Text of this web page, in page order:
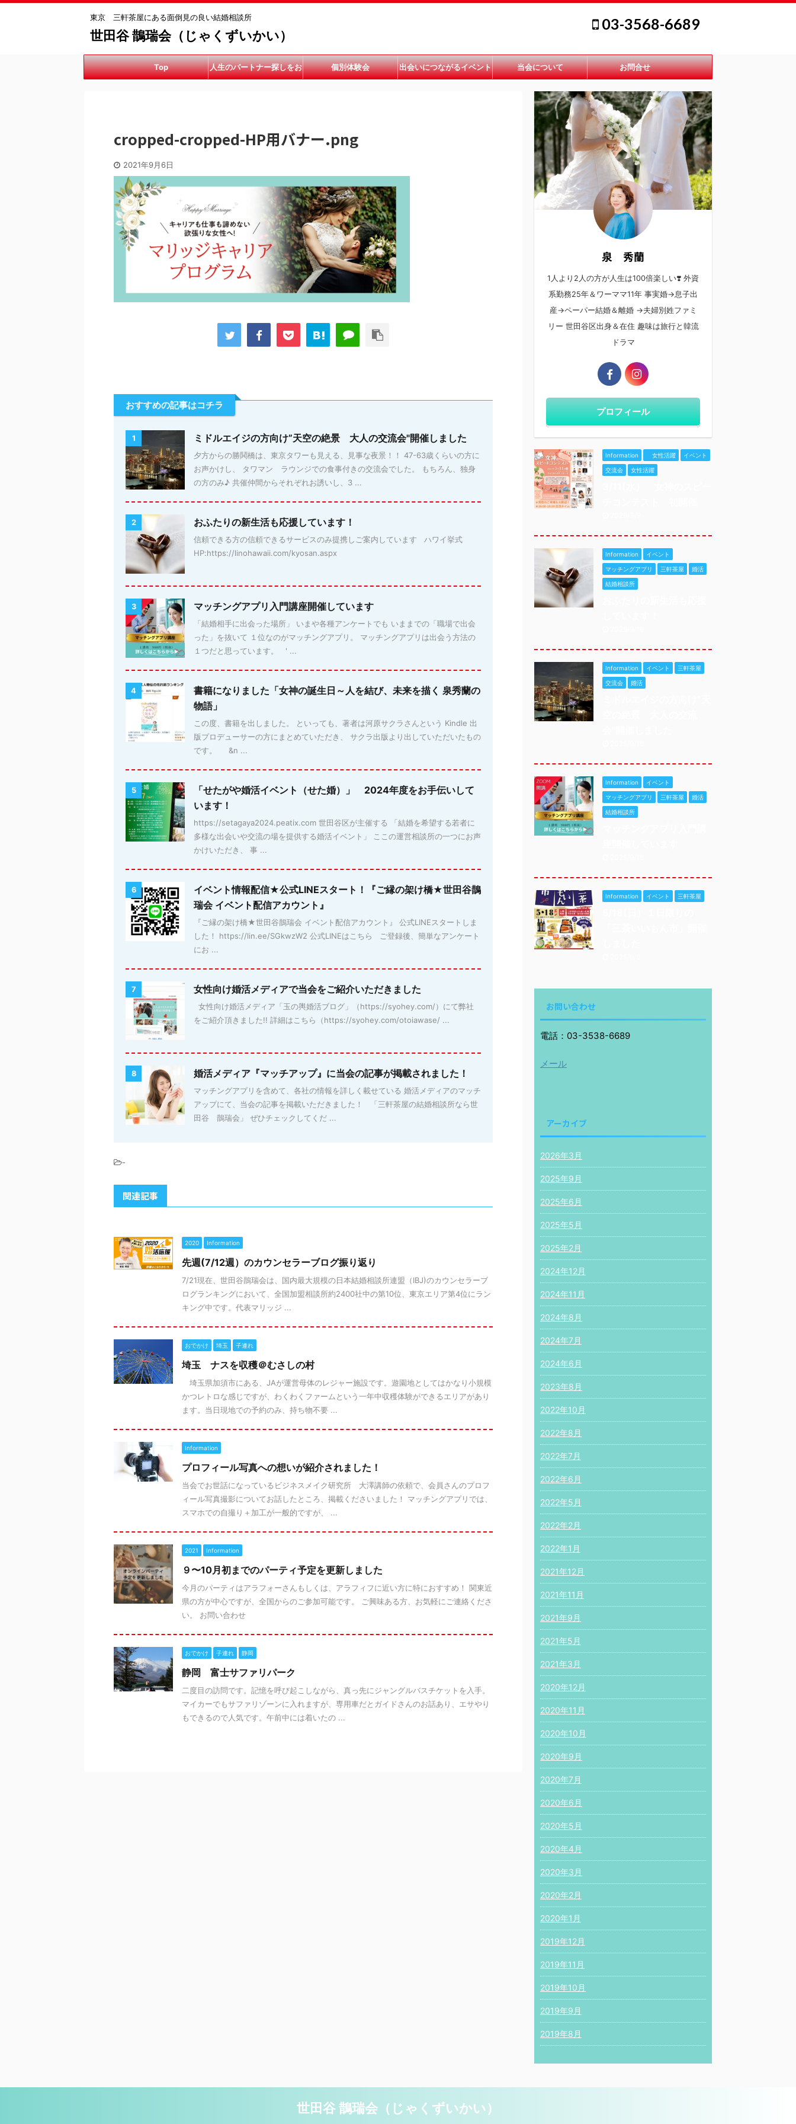
東京 三軒茶屋にある面倒見の良い結婚相談所
世田谷 鵲瑞会（じゃくずいかい）
03-3568-6689
Top 人生のパートナー探しをお 個別体験会 出会いにつながるイベント 当会について お問合せ
cropped-cropped-HP用バナー.png
2021年9月6日
おすすめの記事はコチラ
1 ミドルエイジの方向け”天空の絶景 大人の交流会"開催しました
夕方からの勝鬨橋は、東京タワーも見える、見事な夜景！！ 47-63歳くらいの方に
お声かけし、 タワマン ラウンジでの食事付きの交流会でした。 もちろん、独身
の方のみ♪ 共催仲間からそれぞれお誘いし、3 ...
2 おふたりの新生活も応援しています！
信頼できる方の信頼できるサービスのみ提携しご案内しています ハワイ挙式
HP:https://linohawaii.com/kyosan.aspx
3 マッチングアプリ入門講座開催しています
「結婚相手に出会った場所」 いまや各種アンケートでも いままでの「職場で出会
った」を抜いて １位なのがマッチングアプリ。 マッチングアプリは出会う方法の
１つだと思っています。 ' ...
4
書籍になりました「女神の誕生日～人を結び、未来を描く 泉秀蘭の
物語」
この度、書籍を出しました。 といっても、著者は河原サクラさんという Kindle 出
版プロデューサーの方にまとめていただき、 サクラ出版より出していただいたもの
です。 &n ...
5
「せたがや婚活イベント（せた婚）」 2024年度をお手伝いして
います！
https://setagaya2024.peatix.com 世田谷区が主催する 「結婚を希望する若者に
多様な出会いや交流の場を提供する婚活イベント」 ここの運営相談所の一つにお声
かけいただき、 事 ...
6
イベント情報配信★公式LINEスタート！『ご縁の架け橋★世田谷鵲
瑞会 イベント配信アカウント』
『ご縁の架け橋★世田谷鵲瑞会 イベント配信アカウント』 公式LINEスタートしま
した！ https://lin.ee/SGkwzW2 公式LINEはこちら ご登録後、簡単なアンケート
にお ...
7 女性向け婚活メディアで当会をご紹介いただきました
女性向け婚活メディア「玉の輿婚活ブログ」（https://syohey.com/）にて弊社
をご紹介頂きました!! 詳細はこちら（https://syohey.com/otoiawase/ ...
8 婚活メディア『マッチアップ』に当会の記事が掲載されました！
マッチングアプリを含めて、各社の情報を詳しく載せている 婚活メディアのマッチ
アップにて、当会の記事を掲載いただきました！ 「三軒茶屋の結婚相談所なら世
田谷 鵲瑞会」 ぜひチェックしてくだ ...
-
関連記事
2020 Information
先週(7/12週）のカウンセラーブログ振り返り
7/21現在、世田谷鵲瑞会は、国内最大規模の日本結婚相談所連盟（IBJ)のカウンセラーブ
ログランキングにおいて、全国加盟相談所約2400社中の第10位、東京エリア第4位にラン
キング中です。代表マリッジ ...
おでかけ 埼玉 子連れ
埼玉 ナスを収穫＠むさしの村
埼玉県加須市にある、JAが運営母体のレジャー施設です。遊園地としてはかなり小規模
かつレトロな感じですが、わくわくファームという一年中収穫体験ができるエリアがあり
ます。当日現地での予約のみ、持ち物不要 ...
Information
プロフィール写真への想いが紹介されました！
当会でお世話になっているビジネスメイク研究所 大澤講師の依頼で、会員さんのプロフ
ィール写真撮影についてお話したところ、掲載くださいました！ マッチングアプリでは、
スマホでの自撮り＋加工が一般的ですが、 ...
2021 Information
９〜10月初までのパーティ予定を更新しました
今月のパーティはアラフォーさんもしくは、アラフィフに近い方に特におすすめ！ 関東近
県の方が中心ですが、全国からのご参加可能です。 ご興味ある方、お気軽にご連絡くださ
い。 お問い合わせ
おでかけ 子連れ 静岡
静岡 富士サファリパーク
二度目の訪問です。記憶を呼び起こしながら、真っ先にジャングルバスチケットを入手。
マイカーでもサファリゾーンに入れますが、専用車だとガイドさんのお話あり、エサやり
もできるので人気です。午前中には着いたの ...
泉 秀蘭
1人より2人の方が人生は100倍楽しい❣️ 外資
系勤務25年＆ワーママ11年 事実婚→息子出
産→ペーパー結婚＆離婚 →夫婦別姓ファミ
リー 世田谷区出身＆在住 趣味は旅行と韓流
ドラマ
プロフィール
Information 女性活躍 イベント
交流会 女性活躍
Information イベント
マッチングアプリ 三軒茶屋 婚活
結婚相談所
Information イベント 三軒茶屋
交流会 婚活
Information イベント
マッチングアプリ 三軒茶屋 婚活
結婚相談所
Information イベント 三軒茶屋
お問い合わせ
電話：03-3538-6689
メール
アーカイブ
2026年3月
2025年9月
2025年6月
2025年5月
2025年2月
2024年12月
2024年11月
2024年8月
2024年7月
2024年6月
2023年8月
2022年10月
2022年8月
2022年7月
2022年6月
2022年5月
2022年2月
2022年1月
2021年12月
2021年11月
2021年9月
2021年5月
2021年3月
2020年12月
2020年11月
2020年10月
2020年9月
2020年7月
2020年6月
2020年5月
2020年4月
2020年3月
2020年2月
2020年1月
2019年12月
2019年11月
2019年10月
2019年9月
2019年8月
世田谷 鵲瑞会（じゃくずいかい）